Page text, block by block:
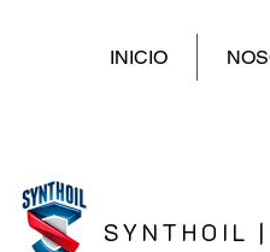
INICIO
SYNTHOIL |